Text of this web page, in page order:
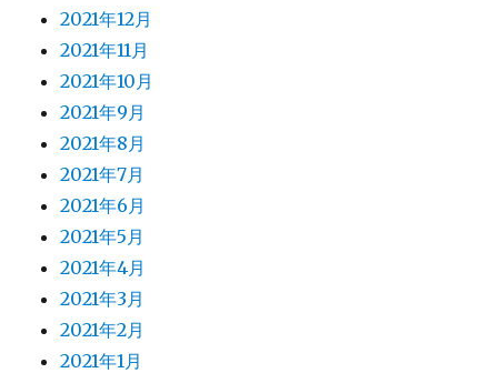
2021年12月
2021年11月
2021年10月
2021年9月
2021年8月
2021年7月
2021年6月
2021年5月
2021年4月
2021年3月
2021年2月
2021年1月